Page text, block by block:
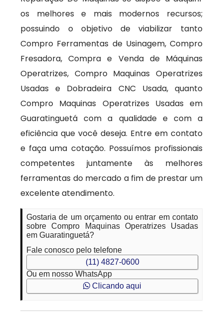
os melhores e mais modernos recursos;
possuindo o objetivo de viabilizar tanto
Compro Ferramentas de Usinagem, Compro
Fresadora, Compra e Venda de Máquinas
Operatrizes, Compro Maquinas Operatrizes
Usadas e Dobradeira CNC Usada, quanto
Compro Maquinas Operatrizes Usadas em
Guaratinguetá com a qualidade e com a
eficiência que você deseja. Entre em contato
e faça uma cotação. Possuímos profissionais
competentes juntamente às melhores
ferramentas do mercado a fim de prestar um
excelente atendimento.
Gostaria de um orçamento ou entrar em contato
sobre Compro Maquinas Operatrizes Usadas
em Guaratinguetá?
Fale conosco pelo telefone
(11) 4827-0600
Ou em nosso WhatsApp
Clicando aqui